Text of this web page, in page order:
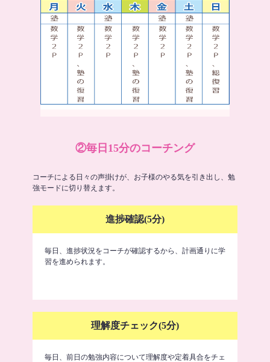
②毎日15分のコーチング
コーチによる日々の声掛けが、お子様のやる気を引き出し、勉
強モードに切り替えます。
進捗確認(5分)
毎日、進捗状況をコーチが確認するから、計画通りに学
習を進められます。
理解度チェック(5分)
毎日、前日の勉強内容について理解度や定着具合をチェ